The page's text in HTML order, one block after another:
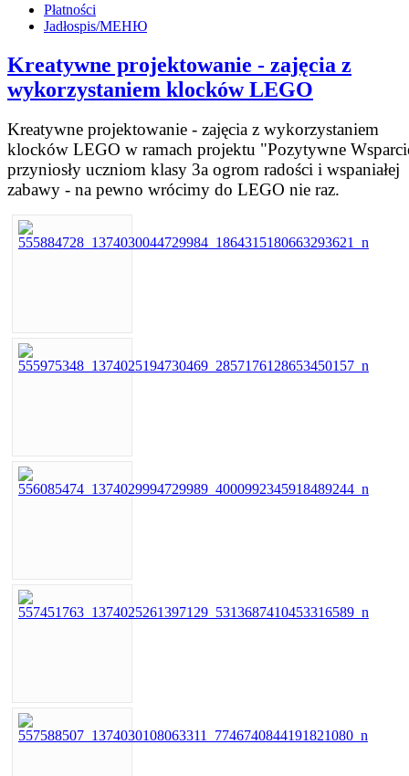
Płatności
Jadłospis/МЕНЮ
Kreatywne projektowanie - zajęcia z
wykorzystaniem klocków LEGO
Kreatywne projektowanie - zajęcia z wykorzystaniem
klocków LEGO w ramach projektu "Pozytywne
przyniosły uczniom klasy 3a ogrom radości i wspaniałej
zabawy - na pewno wrócimy do LEGO nie raz.